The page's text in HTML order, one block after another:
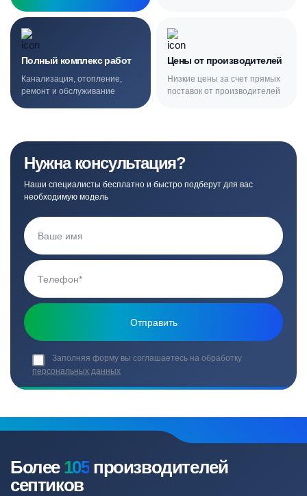
Полный комплекс работ
Канализация, отопление,
ремонт и обслуживание
Цены от производителей
Низкие цены за счет прямых
поставок от производителей
Нужна консультация?
Наши специалисты бесплатно и быстро подберут для вас
необходимую модель
Заполняя форму вы соглашаетесь на обработку
персональных данных
Более 105 производителей
септиков